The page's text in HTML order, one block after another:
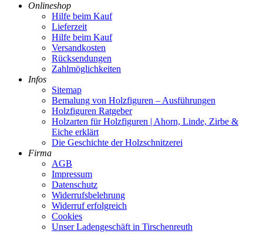
Onlineshop
Hilfe beim Kauf
Lieferzeit
Hilfe beim Kauf
Versandkosten
Rücksendungen
Zahlmöglichkeiten
Infos
Sitemap
Bemalung von Holzfiguren – Ausführungen
Holzfiguren Ratgeber
Holzarten für Holzfiguren | Ahorn, Linde, Zirbe &
Eiche erklärt
Die Geschichte der Holzschnitzerei
Firma
AGB
Impressum
Datenschutz
Widerrufsbelehrung
Widerruf erfolgreich
Cookies
Unser Ladengeschäft in Tirschenreuth